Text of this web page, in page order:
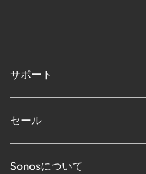
サポート
セール
Sonosについて